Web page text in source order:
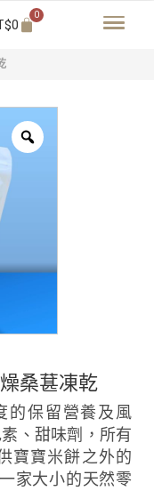
0
0
桑葚凍乾
的保留營養及風
、甜味劑，所有
寶寶米餅之外的
家大小的天然零